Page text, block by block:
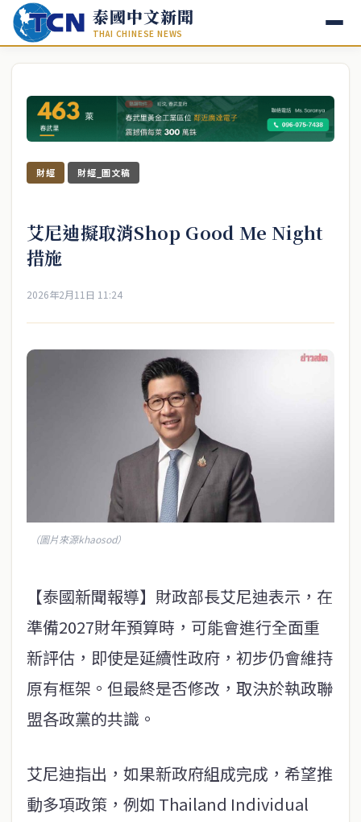
泰國中文新聞
THAI CHINESE NEWS
財經 財經_圖文稿
艾尼迪擬取消Shop Good Me Night
措施
2026年2月11日 11:24
（圖片來源khaosod）
【泰國新聞報導】財政部長艾尼迪表示，在
準備2027財年預算時，可能會進行全面重
新評估，即使是延續性政府，初步仍會維持
原有框架。但最終是否修改，取決於執政聯
盟各政黨的共識。
艾尼迪指出，如果新政府組成完成，希望推
動多項政策，例如 Thailand Individual